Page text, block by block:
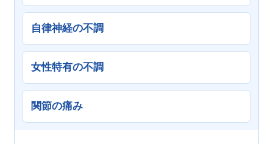
自律神経の不調
女性特有の不調
関節の痛み